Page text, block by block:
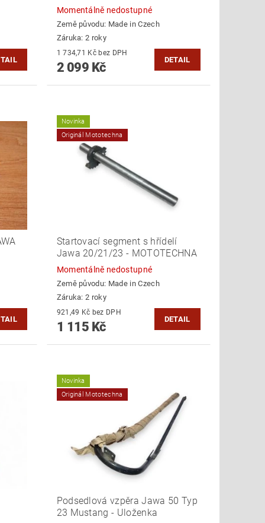
Momentálně nedostupné
Země původu: Made in Czech
Záruka: 2 roky
1 734,71 Kč bez DPH
2 099 Kč
DETAIL
Novinka
Originál Mototechna
Startovací segment s hřídelí
Jawa 20/21/23 - MOTOTECHNA
Momentálně nedostupné
Země původu: Made in Czech
Záruka: 2 roky
921,49 Kč bez DPH
1 115 Kč
DETAIL
Novinka
Originál Mototechna
Podsedlová vzpěra Jawa 50 Typ
23 Mustang - Uloženka